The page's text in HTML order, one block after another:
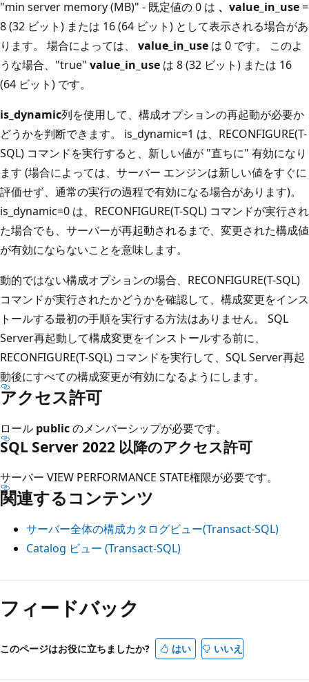
"min server memory (MB)" - 既定値の 0 は 、value_in_use=
8 (32 ビット) または 16 (64 ビット) として表示される場合があ
ります。 場合によっては、 value_in_use は 0 です。 このよ
うな場合、"true" value_in_use は 8 (32 ビット) または 16
(64 ビット) です。
is_dynamic列を使用して、構成オプションの再起動が必要か
どうかを判断できます。 is_dynamic=1 は、RECONFIGURE(T-
SQL) コマンドを実行すると、新しい値が "直ちに" 有効になり
ます (場合によっては、サーバー エンジンは新しい値をすぐに
評価せず、通常の実行の過程で有効になる場合があります)。
is_dynamic=0 は、RECONFIGURE(T-SQL) コマンドが実行され
た場合でも、サーバーが再起動されるまで、変更された構成値
が有効にならないことを意味します。
動的ではない構成オプションの場合、RECONFIGURE(T-SQL)
コマンドが実行されたかどうかを確認して、構成変更をインス
トールする最初の手順を実行する方法はありません。 SQL
Server再起動して構成変更をインストールする前に、
RECONFIGURE(T-SQL) コマンドを実行して、SQL Server再起
動後にすべての構成変更が有効になるようにします。
アクセス許可
ロール publicのメンバーシップが必要です。
SQL Server 2022 以降のアクセス許可
サーバー VIEW PERFORMANCE STATE権限が必要です。
関連するコンテンツ
サーバー全体の構成カタログビュー(Transact-SQL)
Catalog ビュー (Transact-SQL)
読
取
モ
フィードバック
このページはお役に立ちましたか? はい いいえ